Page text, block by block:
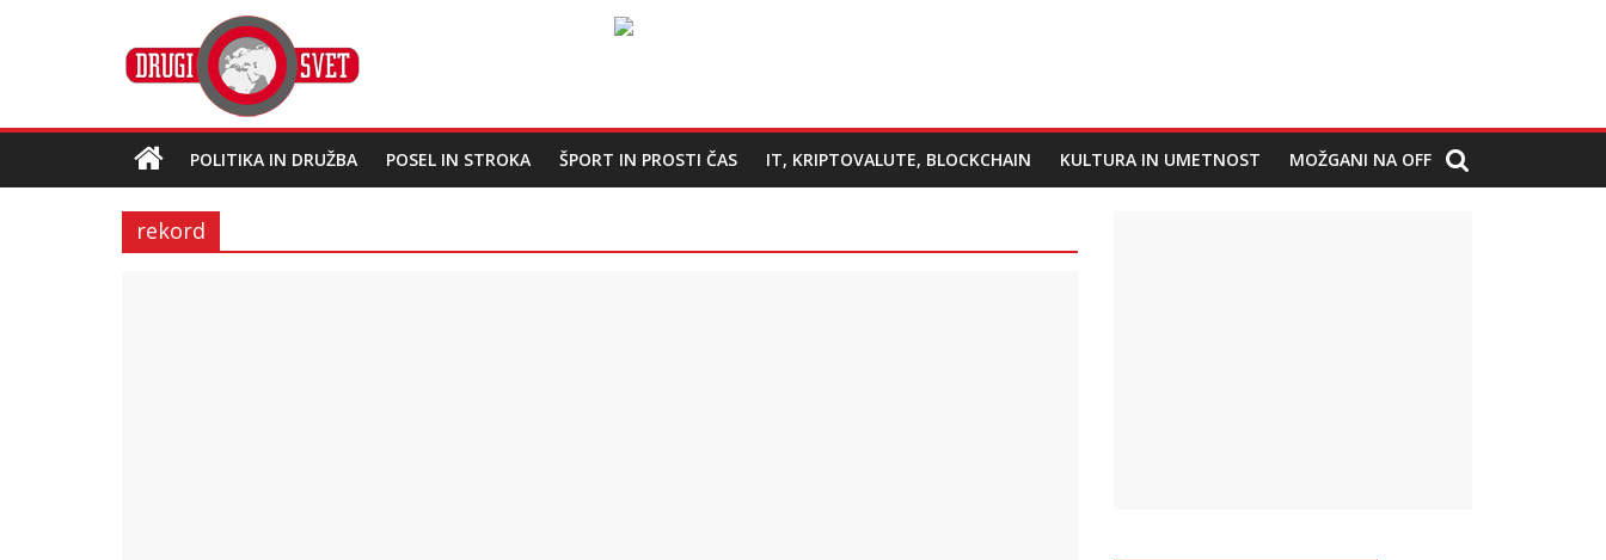
POLITIKA IN DRUŽBA POSEL IN STROKA ŠPORT IN PROSTI ČAS IT, KRIPTOVALUTE, BLOCKCHAIN KULTURA IN UMETNOST MOŽGANI NA OFF
rekord